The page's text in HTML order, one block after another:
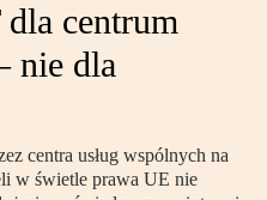
centrum
nie dla
centra usług wspólnych na
w świetle prawa UE nie